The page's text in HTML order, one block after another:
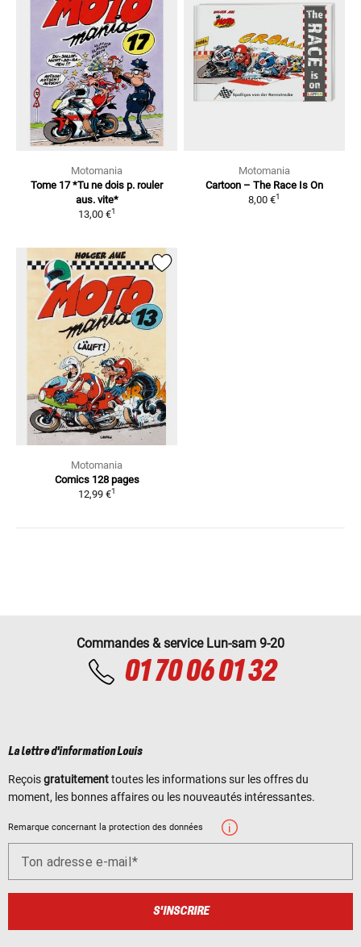
Motomania
Tome 17 *Tu ne dois p. rouler
aus. vite*
13,00 €1
Motomania
Cartoon – The Race Is On
8,00 €1
Motomania
Comics 128 pages
12,99 €1
Commandes & service Lun-sam 9-20
01 70 06 01 32
La lettre d'information Louis
Reçoisgratuitementtoutes les informations sur les offres du
moment, les bonnes affaires ou les nouveautés intéressantes.
Remarque concernant la protection des données
Ton adresse e-mail
S'INSCRIRE